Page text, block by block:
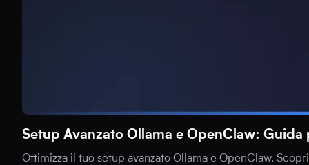
Setup Avanzato Ollama e OpenClaw: Guida
Ottimizza il tuo setup avanzato Ollama e OpenClaw.